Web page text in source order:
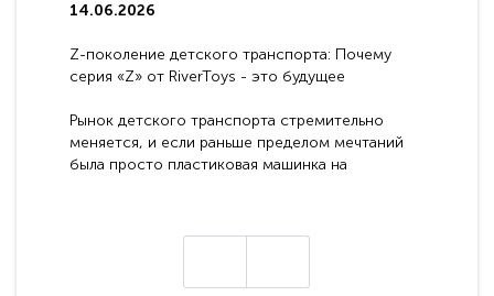
14.06.2026
Z-поколение детского транспорта: Почему
серия «Z» от RiverToys - это будущее
Рынок детского транспорта стремительно
меняется, и если раньше пределом мечтаний
была просто пластиковая машинка на